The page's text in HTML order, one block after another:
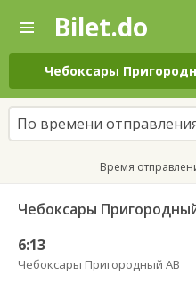
—
Поиск
и
покупка
билетов
на
автобус
онлайн
Bilet.do
Чебоксары
По времени
Время
6:13
Чебоксары Пригородный АВ